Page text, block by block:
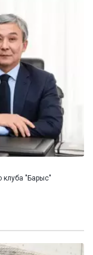
клуба "Барыс"